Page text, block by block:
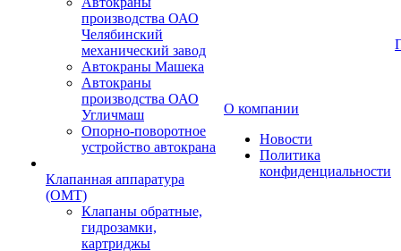
производства ОАО
Челябинский
механический завод
Автокраны Машека
Автокраны
производства ОАО
Угличмаш
Опорно-поворотное
устройство автокрана
Клапанная аппаратура
(OMT)
Клапаны обратные,
гидрозамки,
картриджы
О компании
Новости
Политика
конфиденциальности